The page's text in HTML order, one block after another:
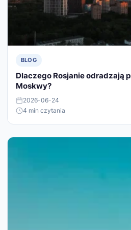
BLOG
Dlaczego Rosjanie odradzają
Moskwy?
2026-06-24
4 min czytania